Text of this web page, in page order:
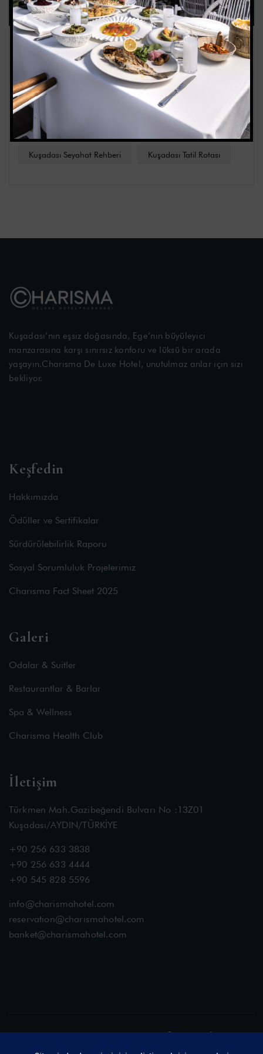
Etiketler
Charides Seafood Restaurant Kusadasi Farm
Kusadasi Honeymoon Kusadasi Riding
Kusadasi Where to Visit Kuşadası Hotel
Kuşadası Lezzet Durağı Kuşadası Organik Tarım
Kuşadası Seyahat Rehberi Kuşadası Tatil Rotası
Kuşadası’nın eşsiz doğasında, Ege’nin büyüleyici
manzarasına karşı sınırsız konforu ve lüksü bir arada
yaşayın.Charisma De Luxe Hotel, unutulmaz anlar için sizi
bekliyor.
Keşfedin
Hakkımızda
Ödüller ve Sertifikalar
Sürdürülebilirlik Raporu
Sosyal Sorumluluk Projelerimiz
Charisma Fact Sheet 2025
Galeri
Odalar & Suitler
Restaurantlar & Barlar
Spa & Wellness
Charisma Health Club
İletişim
Türkmen Mah.Gazibeğendi Bulvarı No :13Z01
Kuşadası/AYDIN/TÜRKİYE
+90 256 633 3838
+90 256 633 4444
+90 545 828 5596
info@charismahotel.com
reservation@charismahotel.com
banket@charismahotel.com